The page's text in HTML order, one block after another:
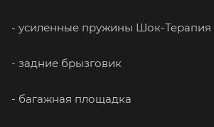
- усиленные пружины Шок-Терапия
- задние брызговик
- багажная площадка